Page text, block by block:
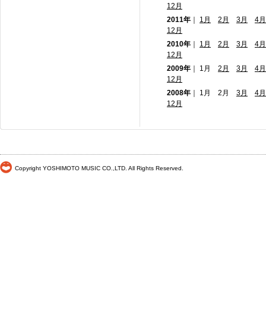
12月
2011年
1月 2月 3月
4月
12月
2010年
1月 2月 3月
4月
12月
2009年 ｜ 1月 2月 3月
4月
12月
2008年 ｜ 1月 2月 3月
4月
12月
Copyright YOSHIMOTO MUSIC CO.,LTD. All Rights Reserved.